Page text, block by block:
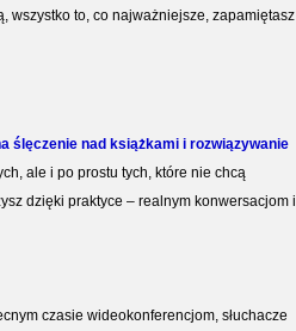
wszystko to, co najważniejsze, zapamiętasz
ślęczenie nad książkami i rozwiązywanie
ale i po prostu tych, które nie chcą
dzięki praktyce – realnym konwersacjom i
czasie wideokonferencjom, słuchacze